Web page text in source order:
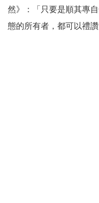
然》：「只要是順其專
態的所有者，都可以禮讚